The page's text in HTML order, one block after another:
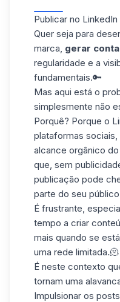
Publicar no
Quer seja para
marca, gerar
regularidade e a
fundamentais.🔑
Mas aqui está o
simplesmente não
Porquê? Porque o
plataformas
alcance orgânico
que, sem
publicação pode
parte do seu
É frustrante,
tempo a criar
mais quando se
uma rede limitada.🫠
É neste contexto
tornam uma
Impulsionar os